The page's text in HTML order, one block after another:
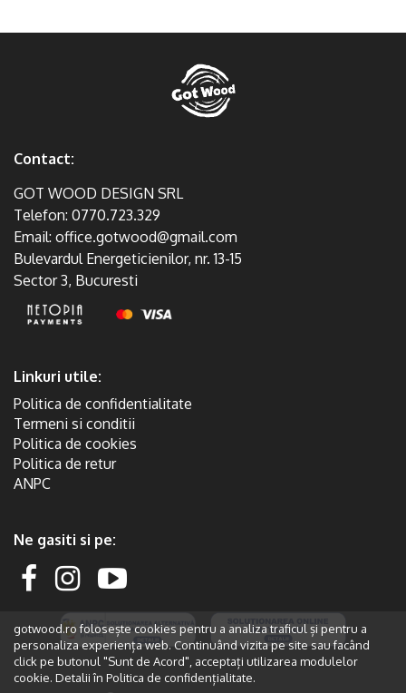
gotwood.ro folosește cookies pentru a analiza traficul și pentru a
personaliza experiența web. Continuând vizita pe site sau facând
click pe butonul "Sunt de Acord", acceptați utilizarea modulelor
cookie. Detalii în Politica de confidențialitate.
Contact:
GOT WOOD DESIGN SRL
Telefon: 0770.723.329
Email: office.gotwood@gmail.com
Bulevardul Energeticienilor, nr. 13-15
Sector 3, Bucuresti
Linkuri utile:
Politica de confidentialitate
Termeni si conditii
Politica de cookies
Politica de retur
ANPC
Ne gasiti si pe: